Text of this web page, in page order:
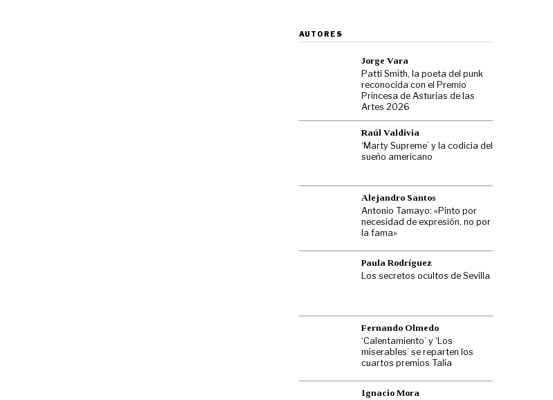
AUTORES
Jorge Vara
Patti Smith, la poeta del punk
reconocida con el Premio
Princesa de Asturias de las
Artes 2026
Raúl Valdivia
‘Marty Supreme’ y la codicia del
sueño americano
Alejandro Santos
Antonio Tamayo: «Pinto por
necesidad de expresión, no por
la fama»
Paula Rodríguez
Los secretos ocultos de Sevilla
Fernando Olmedo
‘Calentamiento’ y ‘Los
miserables’ se reparten los
cuartos premios Talía
Ignacio Mora